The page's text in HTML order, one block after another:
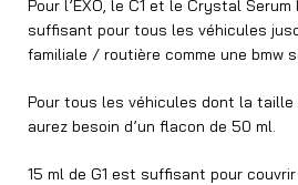
Pour l’EXO, le C1 et le Crystal
suffisant pour tous les véhicules
familiale / routière comme une bmw
Pour tous les véhicules dont la
aurez besoin d’un flacon de 50 ml.
15 ml de G1 est suffisant pour